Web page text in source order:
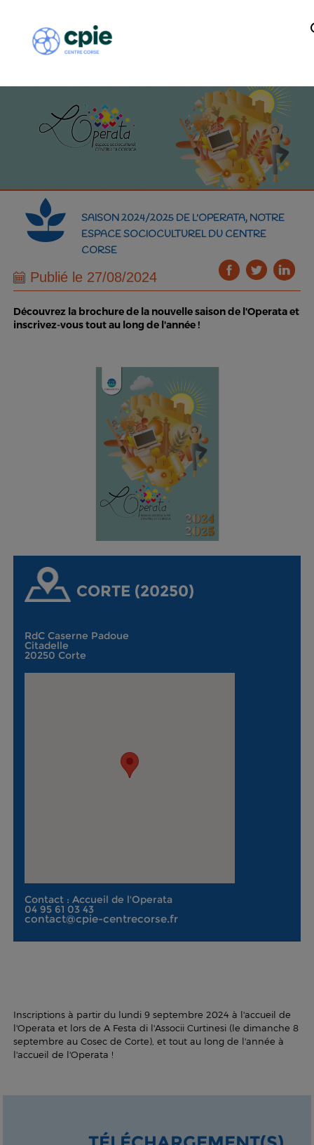
SAISON 2024/2025 DE L'OPERATA, NOTRE
ESPACE SOCIOCULTUREL DU CENTRE
CORSE
Publié le 27/08/2024
Découvrez la brochure de la nouvelle saison de l'Operata et
inscrivez-vous tout au long de l'année !
CORTE (20250)
RdC Caserne Padoue
Citadelle
20250 Corte
Contact : Accueil de l'Operata
04 95 61 03 43
contact@cpie-centrecorse.fr
Inscriptions à partir du lundi 9 septembre 2024 à l'accueil de
l'Operata et lors de A Festa di l'Associi Curtinesi (le dimanche 8
septembre au Cosec de Corte), et tout au long de l'année à
l'accueil de l'Operata !